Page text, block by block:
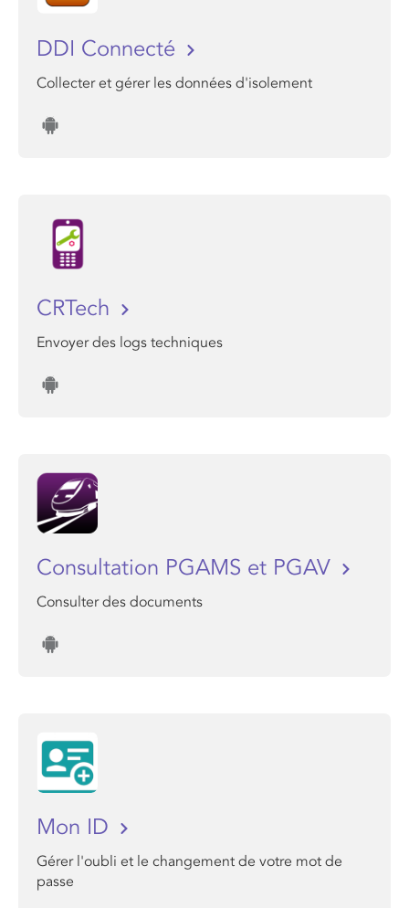
DDI Connecté
Collecter et gérer les données d'isolement
CRTech
Envoyer des logs techniques
Consultation PGAMS et PGAV
Consulter des documents
Mon ID
Gérer l'oubli et le changement de votre mot de
passe